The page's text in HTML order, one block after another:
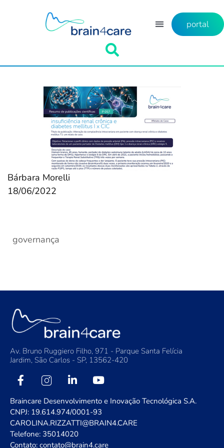
portal
Bárbara Morelli
18/06/2022
governança
Av. Bruno Ruggiero Filho, 971 - Parque Santa Felícia
Jardim, São Carlos - SP, 13562-420
Braincare Desenvolvimento e Inovação Tecnológica S.A.
CNPJ: 19.614.974/0001-93
CAROLINA.RIZZATTI@BRAIN4.CARE
Telefone: 35014020
Contato: contato@brain4.care